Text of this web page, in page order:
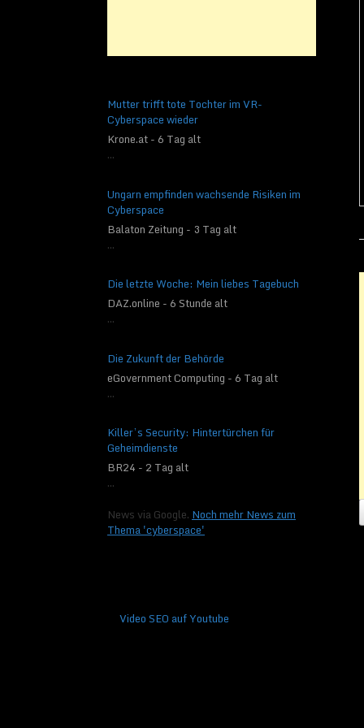
Mutter trifft tote Tochter im VR-
Cyberspace wieder
Krone.at - 6 Tag alt
...
Ungarn empfinden wachsende Risiken im
Cyberspace
Balaton Zeitung - 3 Tag alt
...
Die letzte Woche: Mein liebes Tagebuch
DAZ.online - 6 Stunde alt
...
Die Zukunft der Behörde
eGovernment Computing - 6 Tag alt
...
Killer’s Security: Hintertürchen für
Geheimdienste
BR24 - 2 Tag alt
...
News via Google. Noch mehr News zum
Thema 'cyberspace'
Video SEO auf Youtube